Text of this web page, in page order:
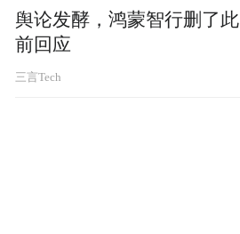
舆论发酵，鸿蒙智行删了此
前回应
三言Tech